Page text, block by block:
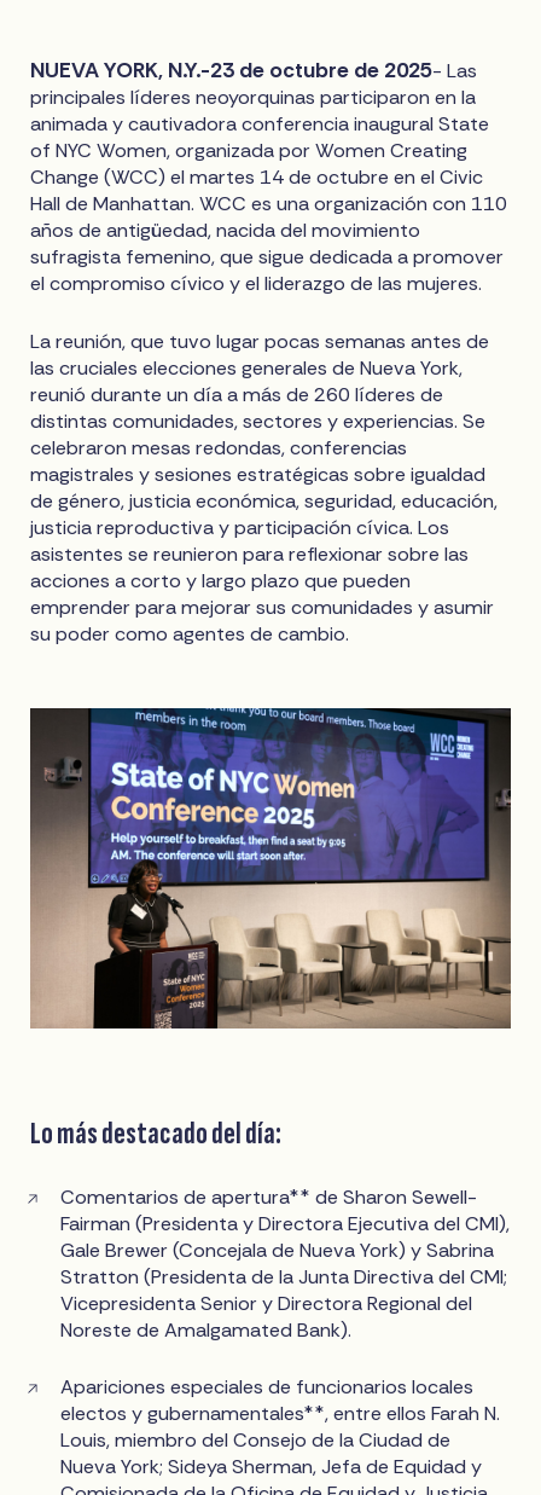
NUEVA YORK, N.Y.-23 de octubre de 2025- Las
principales líderes neoyorquinas participaron en la
animada y cautivadora conferencia inaugural State
of NYC Women, organizada por Women Creating
Change (WCC) el martes 14 de octubre en el Civic
Hall de Manhattan. WCC es una organización con 110
años de antigüedad, nacida del movimiento
sufragista femenino, que sigue dedicada a promover
el compromiso cívico y el liderazgo de las mujeres.
La reunión, que tuvo lugar pocas semanas antes de
las cruciales elecciones generales de Nueva York,
reunió durante un día a más de 260 líderes de
distintas comunidades, sectores y experiencias. Se
celebraron mesas redondas, conferencias
magistrales y sesiones estratégicas sobre igualdad
de género, justicia económica, seguridad, educación,
justicia reproductiva y participación cívica. Los
asistentes se reunieron para reflexionar sobre las
acciones a corto y largo plazo que pueden
emprender para mejorar sus comunidades y asumir
su poder como agentes de cambio.
Lo más destacado del día:
Comentarios de apertura** de Sharon Sewell-
Fairman (Presidenta y Directora Ejecutiva del CMI),
Gale Brewer (Concejala de Nueva York) y Sabrina
Stratton (Presidenta de la Junta Directiva del CMI;
Vicepresidenta Senior y Directora Regional del
Noreste de Amalgamated Bank).
Apariciones especiales de funcionarios locales
electos y gubernamentales**, entre ellos Farah N.
Louis, miembro del Consejo de la Ciudad de
Nueva York; Sideya Sherman, Jefa de Equidad y